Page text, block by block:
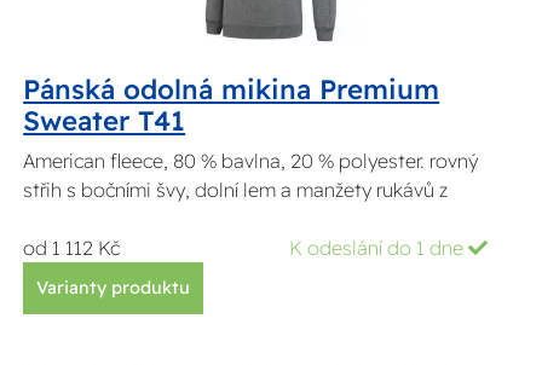
Pánská odolná mikina Premium
Sweater T41
American fleece, 80 % bavlna, 20 % polyester. rovný
střih s bočními švy, dolní lem a manžety rukávů z
od 1 112 Kč K odeslání do 1 dne
Varianty produktu